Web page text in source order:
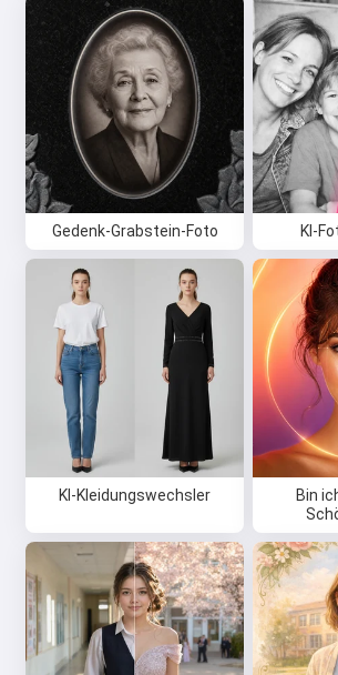
Gedenk-Grabstein-Foto KI-
KI-Kleidungswechsler
Bin